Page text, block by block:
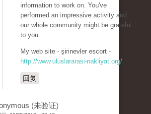
information to work on. You've
performed an impressive activity and
our whole community might be grateful
to you.
My web site - şirinevler escort -
http://www.uluslararasi-nakliyat.org/
回复
(未验证)